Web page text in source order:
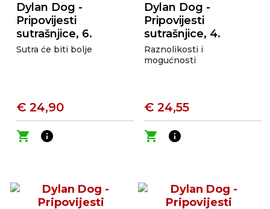
Dylan Dog -
Pripovijesti
sutrašnjice, 6.
knjiga
Sutra će biti bolje
€ 24,90
shopping_cart
info
Dylan Dog -
Pripovijesti
sutrašnjice, 4.
knjiga
Raznolikosti i
mogućnosti
€ 24,55
shopping_cart
info